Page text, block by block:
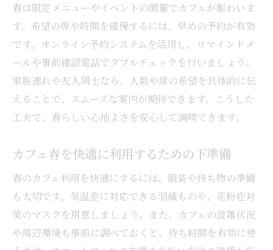
春は限定メニューやイベントの開催でカフェが賑わいま
す。希望の席や時間を確保するには、早めの予約が有効
です。オンライン予約システムを活用し、リマインドメ
ールや事前確認電話でダブルチェックを行いましょう。
家族連れや友人同士なら、人数や席の希望を具体的に伝
えることで、スムーズな案内が期待できます。こうした
工夫で、春らしい心地よさを安心して満喫できます。
カフェ春を快適に利用するための下準備
春のカフェ利用を快適にするには、服装や持ち物の準備
も大切です。気温差に対応できる羽織ものや、花粉症対
策のマスクを用意しましょう。また、カフェの混雑状況
や周辺環境も事前に調べておくと、待ち時間を有効に使